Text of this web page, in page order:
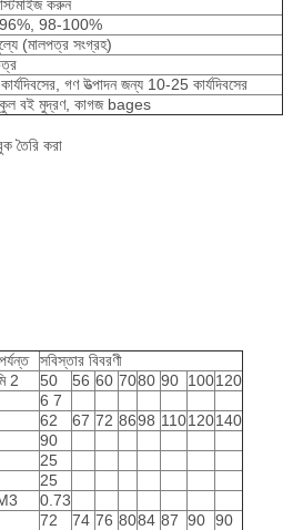
করুন
98-100%
(মালপত্র সংগ্রহ)
গণ উত্পাদন জন্য 10-25 কার্যদিবসের
বই মুদ্রণ, কাগজ bages
তৈরি করা
সবিস্তার বিবরণী
2 50 56 60 7080 90 100120
6 7
62 67 72 8698 110120140
90
25
25
0.73
72 74 76 8084 87 90 90